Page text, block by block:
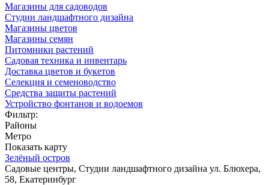
Магазины для садоводов
Студии ландшафтного дизайна
Магазины цветов
Магазины семян
Питомники растений
Садовая техника и инвентарь
Доставка цветов и букетов
Селекция и семеноводство
Средства защиты растений
Устройство фонтанов и водоемов
Фильтр:
Районы
Метро
Показать карту
Зелёный остров
Садовые центры, Студии ландшафтного дизайна ул. Блюхера,
58, Екатеринбург